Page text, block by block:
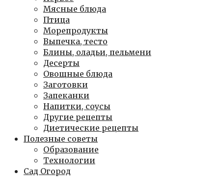
Мясные блюда
Птица
Морепродукты
Выпечка, тесто
Блины, оладьи, пельмени
Десерты
Овощные блюда
Заготовки
Запеканки
Напитки, соусы
Другие рецепты
Диетические рецепты
Полезные советы
Образование
Технологии
Сад Огород